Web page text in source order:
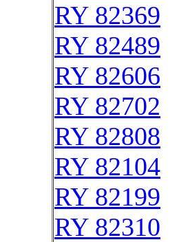
RY 82369
RY 82489
RY 82606
RY 82702
RY 82808
RY 82104
RY 82199
RY 82310